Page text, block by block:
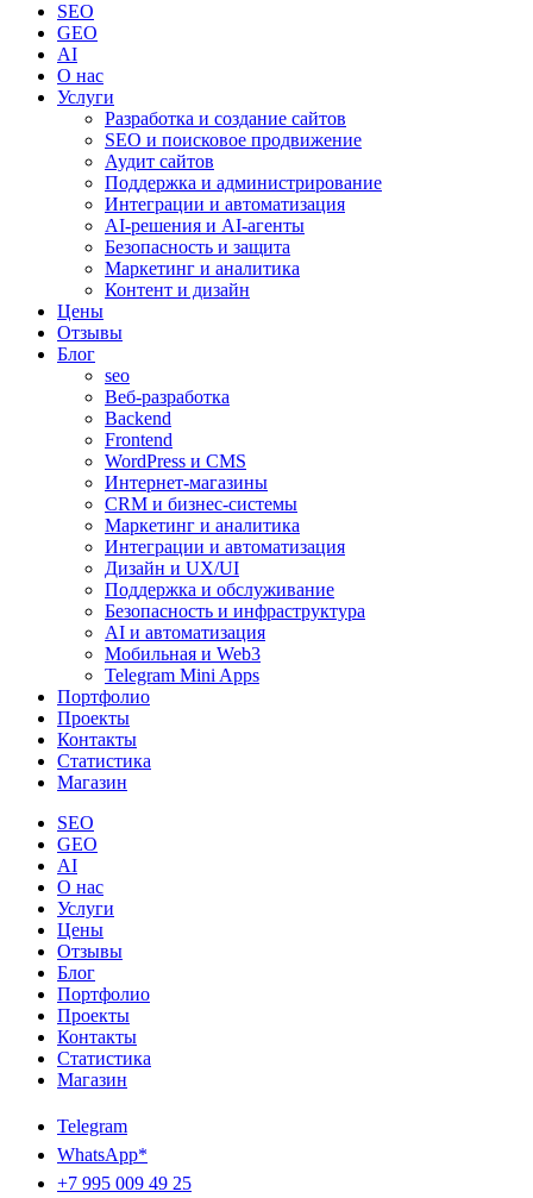
SEO
GEO
AI
О нас
Услуги
Разработка и создание сайтов
SEO и поисковое продвижение
Аудит сайтов
Поддержка и администрирование
Интеграции и автоматизация
AI-решения и AI-агенты
Безопасность и защита
Маркетинг и аналитика
Контент и дизайн
Цены
Отзывы
Блог
seo
Веб-разработка
Backend
Frontend
WordPress и CMS
Интернет-магазины
CRM и бизнес-системы
Маркетинг и аналитика
Интеграции и автоматизация
Дизайн и UX/UI
Поддержка и обслуживание
Безопасность и инфраструктура
AI и автоматизация
Мобильная и Web3
Telegram Mini Apps
Портфолио
Проекты
Контакты
Статистика
Магазин
SEO
GEO
AI
О нас
Услуги
Цены
Отзывы
Блог
Портфолио
Проекты
Контакты
Статистика
Магазин
Telegram
WhatsApp*
+7 995 009 49 25